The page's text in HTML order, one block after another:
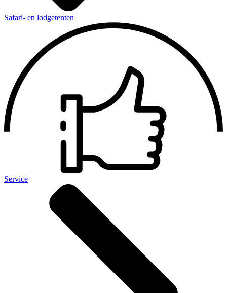
Safari- en lodgetenten
Service